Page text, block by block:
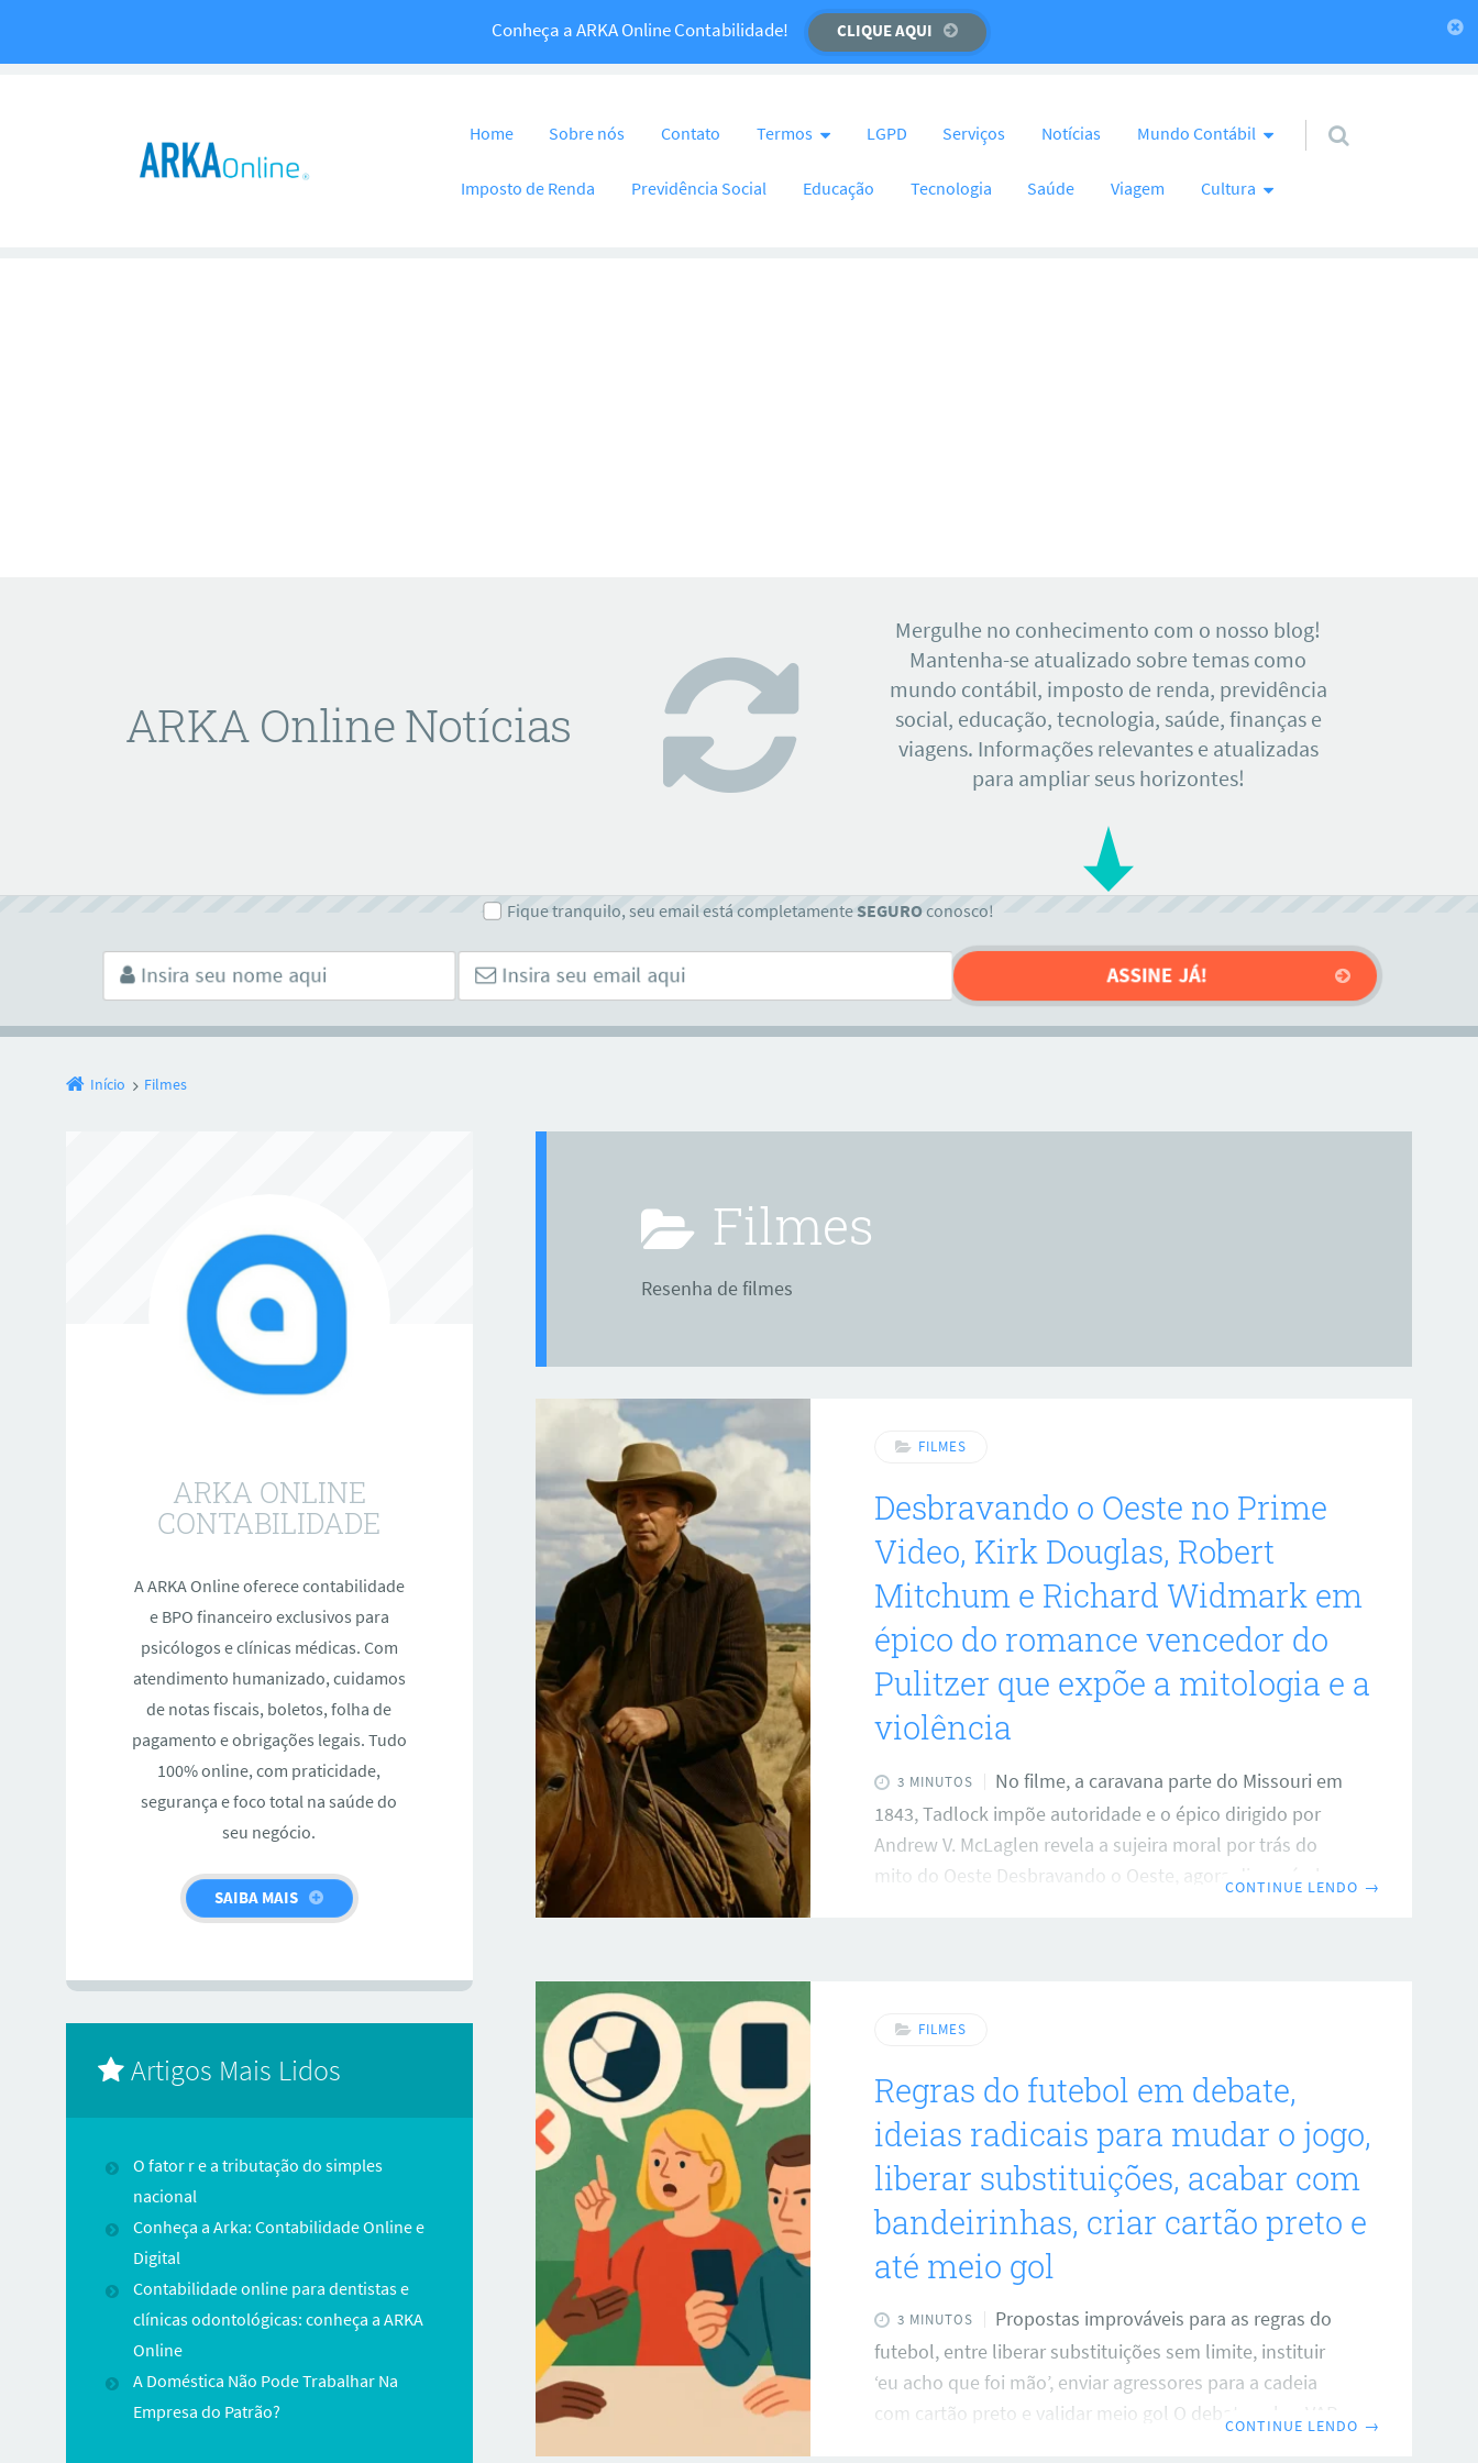
Temos um recado importante para você! CLIQUE AQUI
Conheça a ARKA Online Contabilidade! CLIQUE AQUI
Home Sobre nós Contato Termos LGPD Serviços Notícias Mundo Contábil
Imposto de Renda Previdência Social Educação Tecnologia Saúde Viagem Cultura
ARKA Online Notícias
Mergulhe no conhecimento com o nosso blog!
Mantenha-se atualizado sobre temas como
mundo contábil, imposto de renda, previdência
social, educação, tecnologia, saúde, finanças e
viagens. Informações relevantes e atualizadas
para ampliar seus horizontes!
Fique tranquilo, seu email está completamente SEGUROconosco!
Início Filmes
Filmes
Resenha de filmes
FILMES
Desbravando o Oeste no Prime
Video, Kirk Douglas, Robert
Mitchum e Richard Widmark em
épico do romance vencedor do
Pulitzer que expõe a mitologia e a
violência
3 MINUTOS
No filme, a caravana parte do Missouri em
1843, Tadlock impõe autoridade e o épico dirigido por
Andrew V. McLaglen revela a sujeira moral por trás do
mito do Oeste Desbravando o Oeste, agora disponível no
um ex-senador obcecado em fundar uma cidade,
CONTINUE LENDO →
FILMES
Regras do futebol em debate,
ideias radicais para mudar o jogo,
liberar substituições, acabar com
bandeirinhas, criar cartão preto e
até meio gol
3 MINUTOS
Propostas improváveis para as regras do
futebol, entre liberar substituições sem limite, instituir
‘eu acho que foi mão’, enviar agressores para a cadeia
com cartão preto e validar meio gol O debate sobre VAR,
CONTINUE LENDO →
ARKA ONLINE
CONTABILIDADE
A ARKA Online oferece contabilidade
e BPO financeiro exclusivos para
psicólogos e clínicas médicas. Com
atendimento humanizado, cuidamos
de notas fiscais, boletos, folha de
pagamento e obrigações legais. Tudo
100% online, com praticidade,
segurança e foco total na saúde do
seu negócio.
SAIBA MAIS
Artigos Mais Lidos
O fator r e a tributação do simples
nacional
Conheça a Arka: Contabilidade Online e
Digital
Contabilidade online para dentistas e
clínicas odontológicas: conheça a ARKA
Online
A Doméstica Não Pode Trabalhar Na
Empresa do Patrão?